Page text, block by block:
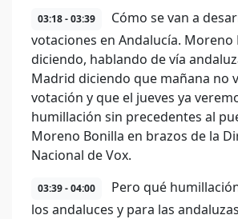
03:18 - 03:39
Cómo se van a
votaciones en Andalucía. Moreno
diciendo, hablando de vía
Madrid diciendo que mañana no
votación y que el jueves ya
humillación sin precedentes al
Moreno Bonilla en brazos de la
Nacional de Vox.
03:39 - 04:00
Pero qué
los andaluces y para las